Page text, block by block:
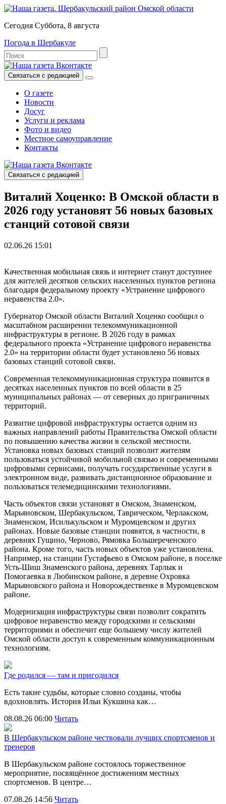
Сегодня Суббота, 8 августа
Погода в Шербакуле
Связаться с редакцией
О газете
Новости
Досуг
Услуги и реклама
Фото и видео
Местное самоуправление
Контакты
Связаться с редакцией
Виталий Хоценко: В Омской области в
2026 году установят 56 новых базовых
станций сотовой связи
02.06.26 15:01
Качественная мобильная связь и интернет станут доступнее
для жителей десятков сельских населенных пунктов региона
благодаря федеральному проекту «Устранение цифрового
неравенства 2.0».
Губернатор Омской области Виталий Хоценко сообщил о
масштабном расширении телекоммуникационной
инфраструктуры в регионе. В 2026 году в рамках
федерального проекта «Устранение цифрового неравенства
2.0» на территории области будет установлено 56 новых
базовых станций сотовой связи.
Современная телекоммуникационная структура появится в
десятках населенных пунктов по всей области в 25
муниципальных районах — от северных до приграничных
территорий.
Развитие цифровой инфраструктуры остается одним из
важных направлений работы Правительства Омской области
по повышению качества жизни в сельской местности.
Установка новых базовых станций позволит жителям
пользоваться устойчивой мобильной связью и современными
цифровыми сервисами, получать государственные услуги в
электронном виде, развивать дистанционное образование и
пользоваться телемедицинскими технологиями.
Часть объектов связи установят в Омском, Знаменском,
Марьяновском, Шербакульском, Таврическом, Черлакском,
Знаменском, Исилькульском и Муромцевском и других
районах. Новые базовые станции появятся, в частности, в
деревнях Гущино, Черново, Рямовка Большереченского
района. Кроме того, часть новых объектов уже установлена.
Например, на станции Густафьево в Омском районе, в поселке
Усть-Шиш Знаменского района, деревнях Тарлык и
Помогаевка в Любинском районе, в деревне Охровка
Марьяновского района и Новорождественке в Муромцевском
районе.
Модернизация инфраструктуры связи позволит сократить
цифровое неравенство между городскими и сельскими
территориями и обеспечит еще большему числу жителей
Омской области доступ к современным коммуникационным
технологиям.
Где родился — там и пригодился
Есть такие судьбы, которые словно созданы, чтобы
вдохновлять. История Ильи Кукшина как…
08.08.26 06:00 Читать
В Шербакульском районе чествовали лучших спортсменов и
тренеров
В Шербакульском районе состоялось торжественное
мероприятие, посвящённое достижениям местных
спортсменов. В центре…
07.08.26 14:56 Читать